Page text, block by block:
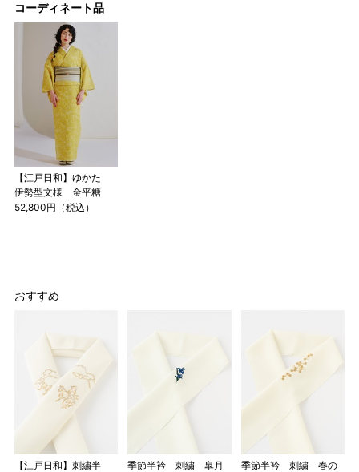
コーディネート品
【江戸日和】ゆかた
伊勢型文様 金平糖
52,800円（税込）
おすすめ
【江戸日和】刺繍半
季節半衿 刺繍 皐月
季節半衿 刺繍 春の